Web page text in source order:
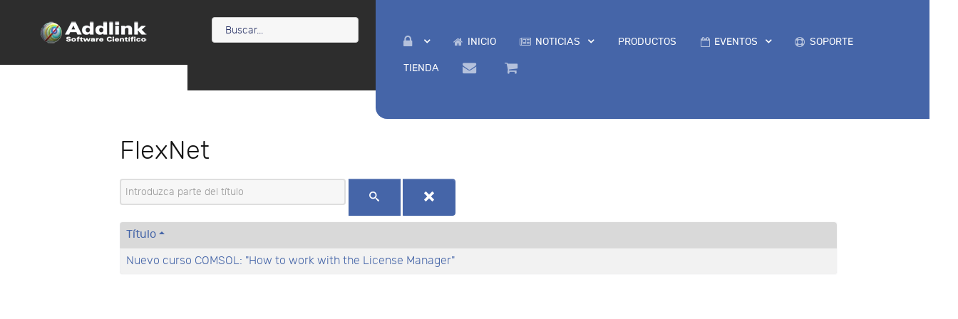
INICIO NOTICIAS PRODUCTOS EVENTOS SOPORTE
TIENDA
FlexNet
Introduzca parte del título
Título
Nuevo curso COMSOL: "How to work with the License Manager"